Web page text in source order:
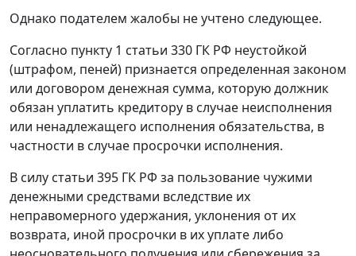
Однако подателем жалобы не учтено следующее.
Согласно пункту 1 статьи 330 ГК РФ неустойкой
(штрафом, пеней) признается определенная законом
или договором денежная сумма, которую должник
обязан уплатить кредитору в случае неисполнения
или ненадлежащего исполнения обязательства, в
частности в случае просрочки исполнения.
В силу статьи 395 ГК РФ за пользование чужими
денежными средствами вследствие их
неправомерного удержания, уклонения от их
возврата, иной просрочки в их уплате либо